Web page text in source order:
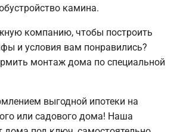
камина.
компанию, чтобы построить
и условия вам понравились?
монтаж дома по специальной
выгодной ипотеки на
или садового дома! Наша